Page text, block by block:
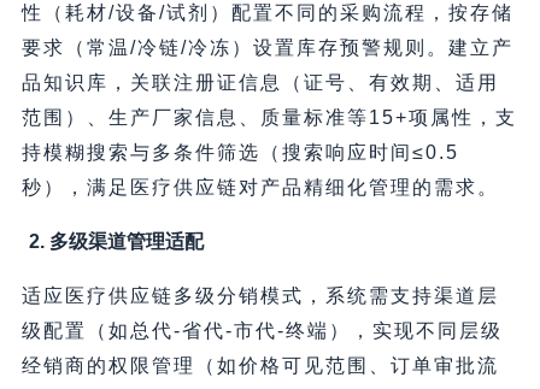
性（耗材/设备/试剂）配置不同的采购流程，按存储
要求（常温/冷链/冷冻）设置库存预警规则。建立产
品知识库，关联注册证信息（证号、有效期、适用
范围）、生产厂家信息、质量标准等15+项属性，支
持模糊搜索与多条件筛选（搜索响应时间≤0.5
秒），满足医疗供应链对产品精细化管理的需求。
2. 多级渠道管理适配
适应医疗供应链多级分销模式，系统需支持渠道层
级配置（如总代-省代-市代-终端），实现不同层级
经销商的权限管理（如价格可见范围、订单审批流